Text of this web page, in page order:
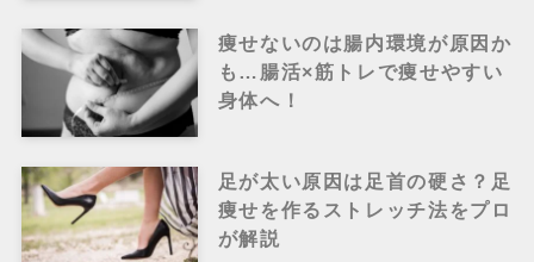
痩せないのは腸内環境が原因か
も…腸活×筋トレで痩せやすい
身体へ！
足が太い原因は足首の硬さ？足
痩せを作るストレッチ法をプロ
が解説